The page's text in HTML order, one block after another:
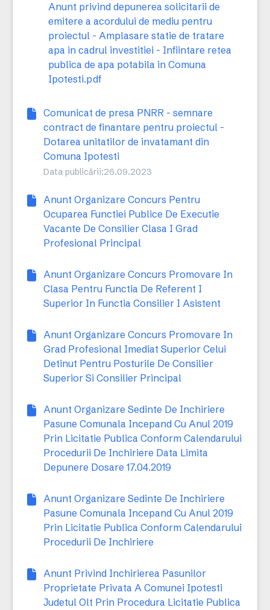
Anunt privind depunerea solicitarii de
emitere a acordului de mediu pentru
proiectul - Amplasare statie de tratare
apa in cadrul investitiei - Infiintare retea
publica de apa potabila in Comuna
Ipotesti.pdf
Comunicat de presa PNRR - semnare
contract de finantare pentru proiectul -
Dotarea unitatilor de invatamant din
Comuna Ipotesti
Data publicării:26.09.2023
Anunt Organizare Concurs Pentru
Ocuparea Functiei Publice De Executie
Vacante De Consilier Clasa I Grad
Profesional Principal
Anunt Organizare Concurs Promovare In
Clasa Pentru Functia De Referent I
Superior In Functia Consilier I Asistent
Anunt Organizare Concurs Promovare In
Grad Profesional Imediat Superior Celui
Detinut Pentru Posturile De Consilier
Superior Si Consilier Principal
Anunt Organizare Sedinte De Inchiriere
Pasune Comunala Incepand Cu Anul 2019
Prin Licitatie Publica Conform Calendarului
Procedurii De Inchiriere Data Limita
Depunere Dosare 17.04.2019
Anunt Organizare Sedinte De Inchiriere
Pasune Comunala Incepand Cu Anul 2019
Prin Licitatie Publica Conform Calendarului
Procedurii De Inchiriere
Anunt Privind Inchirierea Pasunilor
Proprietate Privata A Comunei Ipotesti
Judetul Olt Prin Procedura Licitatie Publica